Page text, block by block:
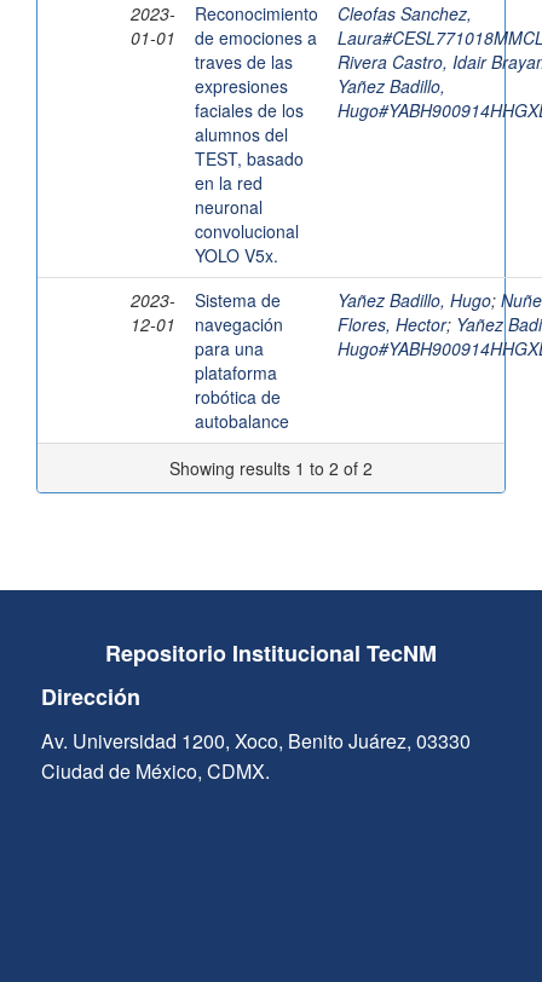
2023-
01-01
Reconocimiento
de emociones a
traves de las
expresiones
faciales de los
alumnos del
TEST, basado
en la red
neuronal
convolucional
YOLO V5x.
Cleofas Sanchez,
Rivera Castro, Idair
Yañez Badillo,
2023-
12-01
Sistema de
navegación
para una
plataforma
robótica de
autobalance
Yañez Badillo, Hugo;
Flores, Hector; Yañez
Showing results 1 to 2 of 2
Repositorio Institucional TecNM
Dirección
Av. Universidad 1200, Xoco, Benito Juárez, 03330
Ciudad de México, CDMX.